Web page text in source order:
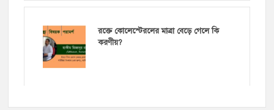
রক্তে কোলেস্টেরলের মাত্রা বেড়ে গেলে কি
করণীয়?